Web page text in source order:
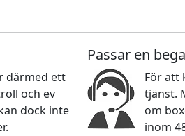
därmed ett
och ev
dock inte
Passar en
För att
tjänst.
om
inom